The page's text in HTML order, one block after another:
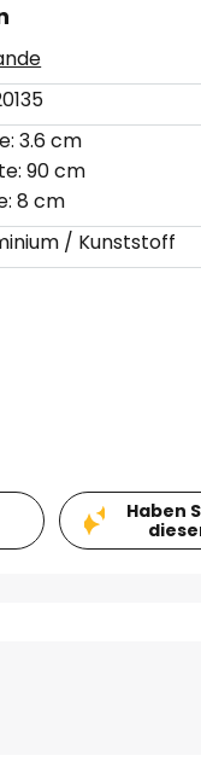
3.6 cm
90 cm
8 cm
/ Kunststoff
Haben